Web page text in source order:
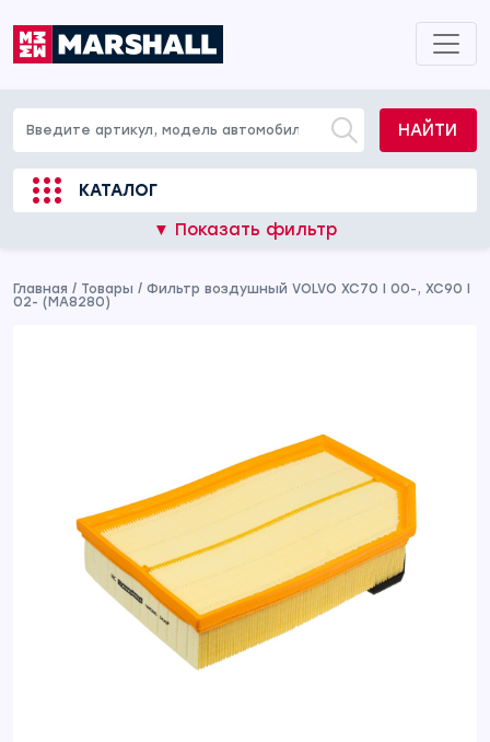
НАЙТИ
КАТАЛОГ
▼ Показать фильтр
Главная / Товары / Фильтр воздушный VOLVO XC70 I 00-, XC90 I
02- (MA8280)